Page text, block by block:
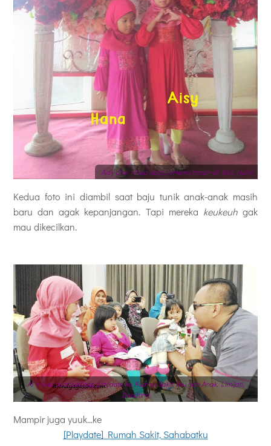
Aisy dan Hana saat bertemu teman di Ibis Hotel
Kedua foto ini diambil saat baju tunik anak-anak masih
baru dan agak kepanjangan. Tapi mereka keukeuhgak
mau dikecilkan.
Ai Hana saat sedang playdate ke Rumah Sakit Ibu dan Anak, Limijati,
Bandung
Mampir juga yuuk...ke
[Playdate] Rumah Sakit, Sahabatku